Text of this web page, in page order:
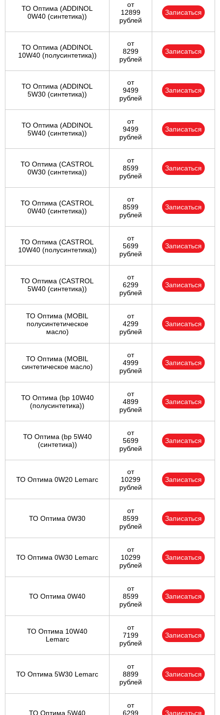
ТО Оптима (ADDINOL
0W40 (синтетика))
от
12899
рублей
Записаться
ТО Оптима (ADDINOL
10W40 (полусинтетика))
от
8299
рублей
Записаться
ТО Оптима (ADDINOL
5W30 (синтетика))
от
9499
рублей
Записаться
ТО Оптима (ADDINOL
5W40 (синтетика))
от
9499
рублей
Записаться
ТО Оптима (CASTROL
0W30 (синтетика))
от
8599
рублей
Записаться
ТО Оптима (CASTROL
0W40 (синтетика))
от
8599
рублей
Записаться
ТО Оптима (CASTROL
10W40 (полусинтетика))
от
5699
рублей
Записаться
ТО Оптима (CASTROL
5W40 (синтетика))
от
6299
рублей
Записаться
ТО Оптима (MOBIL
полусинтетическое
масло)
от
4299
рублей
Записаться
ТО Оптима (MOBIL
синтетическое масло)
от
4999
рублей
Записаться
ТО Оптима (bp 10W40
(полусинтетика))
от
4899
рублей
Записаться
ТО Оптима (bp 5W40
(синтетика))
от
5699
рублей
Записаться
ТО Оптима 0W20 Lemarc
от
10299
рублей
Записаться
ТО Оптима 0W30
от
8599
рублей
Записаться
ТО Оптима 0W30 Lemarc
от
10299
рублей
Записаться
ТО Оптима 0W40
от
8599
рублей
Записаться
ТО Оптима 10W40
Lemarc
от
7199
рублей
Записаться
ТО Оптима 5W30 Lemarc
от
8899
рублей
Записаться
ТО Оптима 5W40
от
6299
Записаться